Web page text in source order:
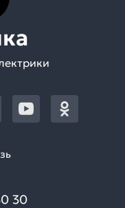
30